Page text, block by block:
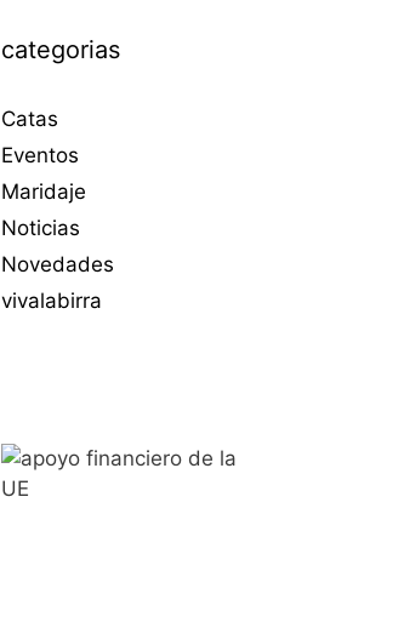
categorias
Catas
Eventos
Maridaje
Noticias
Novedades
vivalabirra